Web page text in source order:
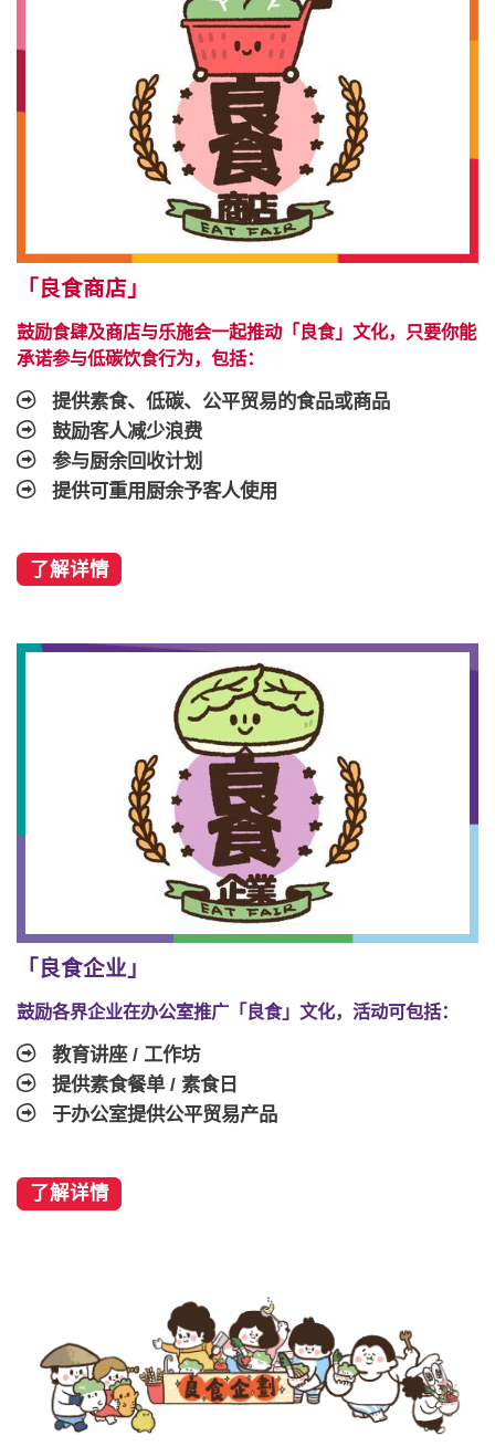
「良食商店」
鼓励食肆及商店与乐施会一起推动「良食」文化，只要你能
承诺参与低碳饮食行为，包括：
提供素食、低碳、公平贸易的食品或商品
鼓励客人减少浪费
参与厨余回收计划
提供可重用厨余予客人使用
了解详情
「良食企业」
鼓励各界企业在办公室推广「良食」文化，活动可包括：
教育讲座 / 工作坊
提供素食餐单 / 素食日
于办公室提供公平贸易产品
了解详情